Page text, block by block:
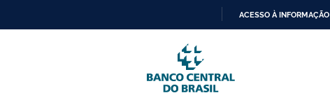
PARA
O
CONTEÚDO
ACESSO À INFORMAÇÃO